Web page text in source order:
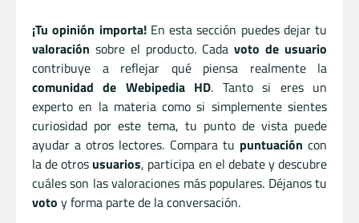
¡Tu opinión importa!En esta sección puedes dejar tu
valoración sobre el producto. Cada voto de usuario
contribuye a reflejar qué piensa realmente la
comunidad de Webipedia HD. Tanto si eres un
experto en la materia como si simplemente sientes
curiosidad por este tema, tu punto de vista puede
ayudar a otros lectores. Compara tu puntuación con
la de otros usuarios, participa en el debate y descubre
cuáles son las valoraciones más populares. Déjanos tu
voto y forma parte de la conversación.